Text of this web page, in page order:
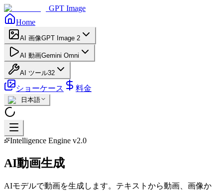
GPT Image
Home
AI 画像GPT Image 2
AI 動画Gemini Omni
AI ツール32
ショーケース 料金
日本語
Intelligence Engine v2.0
AI動画生成
AIモデルで動画を生成します。テキストから動画、画像か